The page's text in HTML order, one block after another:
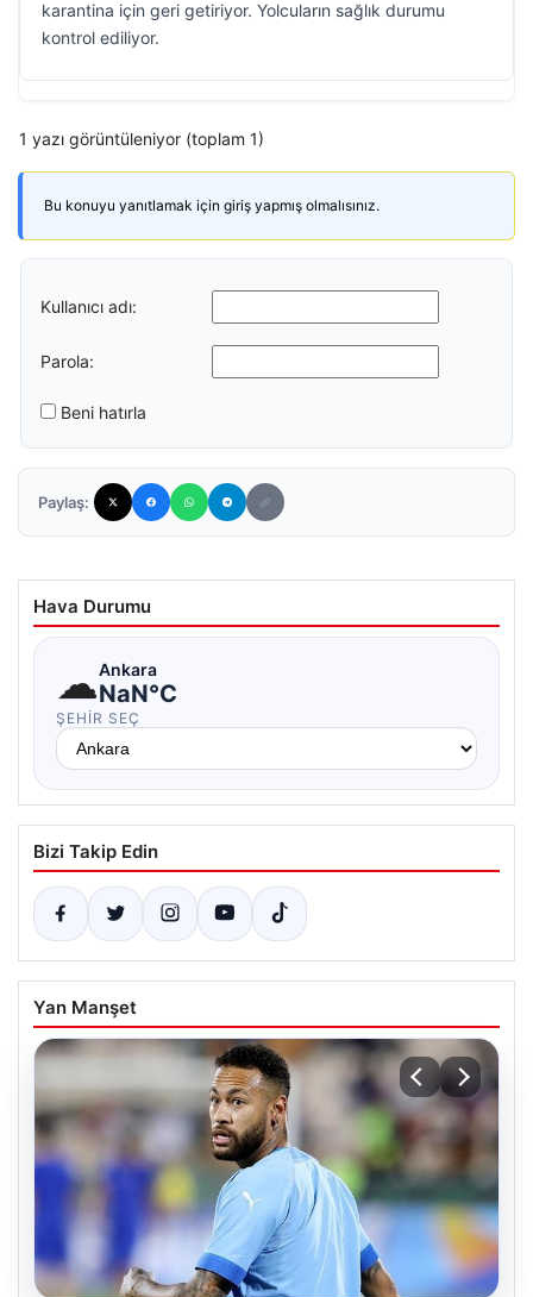
karantina için geri getiriyor. Yolcuların sağlık durumu
kontrol ediliyor.
1 yazı görüntüleniyor (toplam 1)
Bu konuyu yanıtlamak için giriş yapmış olmalısınız.
Kullanıcı adı:
Parola:
Beni hatırla
Paylaş:
Hava Durumu
☁Ankara
NaN°C
ŞEHIR SEÇ
Bizi Takip Edin
Yan Manşet